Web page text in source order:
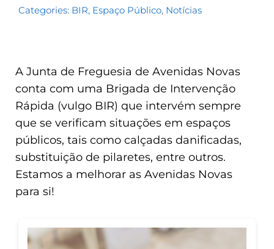
Categories: BIR, Espaço Público, Notícias
A Junta de Freguesia de Avenidas Novas
conta com uma Brigada de Intervenção
Rápida (vulgo BIR) que intervém sempre
que se verificam situações em espaços
públicos, tais como calçadas danificadas,
substituição de pilaretes, entre outros.
Estamos a melhorar as Avenidas Novas
para si!